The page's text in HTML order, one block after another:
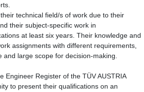
technical field/s of work due to their
their subject-specific work in
at least six years. Their knowledge and
assignments with different requirements,
large scope for decision-making.
Engineer Register of the TÜV AUSTRIA
to present their qualifications on an